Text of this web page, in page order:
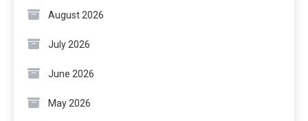
August 2026
July 2026
June 2026
May 2026